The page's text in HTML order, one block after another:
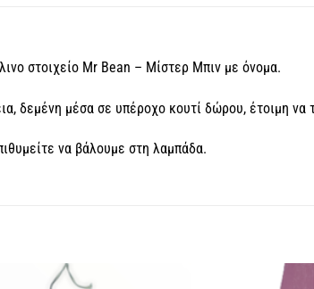
στοιχείο Mr Bean – Μίστερ Μπιν με όνομα.
δεμένη μέσα σε υπέροχο κουτί δώρου, έτοιμη να
να βάλουμε στη λαμπάδα.